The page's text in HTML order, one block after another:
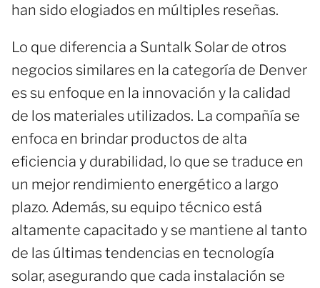
han sido elogiados en múltiples reseñas.
Lo que diferencia a Suntalk Solar de otros
negocios similares en la categoría de Denver
es su enfoque en la innovación y la calidad
de los materiales utilizados. La compañía se
enfoca en brindar productos de alta
eficiencia y durabilidad, lo que se traduce en
un mejor rendimiento energético a largo
plazo. Además, su equipo técnico está
altamente capacitado y se mantiene al tanto
de las últimas tendencias en tecnología
solar, asegurando que cada instalación se